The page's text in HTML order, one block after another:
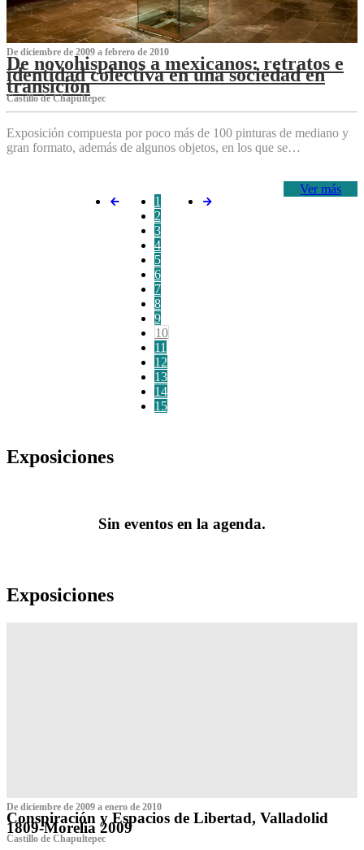
De diciembre de 2009 a febrero de 2010
De novohispanos a mexicanos: retratos e
identidad colectiva en una sociedad en
transición
Castillo de Chapultepec
Exposición compuesta por poco más de 100 pinturas de mediano y
gran formato, además de algunos objetos, en los que se…
Ver más
1
2
3
4
5
6
7
8
9
10
11
12
13
14
15
Exposiciones
Sin eventos en la agenda.
Exposiciones
De diciembre de 2009 a enero de 2010
Conspiración y Espacios de Libertad, Valladolid
1809-Morelia 2009
Castillo de Chapultepec